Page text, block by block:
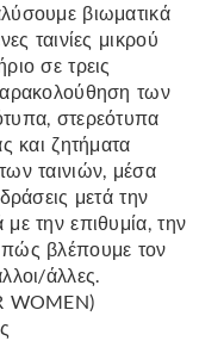
βιωματικά
ταινίες μικρού
σε τρεις
των
στερεότυπα
και ζητήματα
ταινιών, μέσα
μετά την
την επιθυμία, την
βλέπουμε τον
άλλες.
WOMEN)